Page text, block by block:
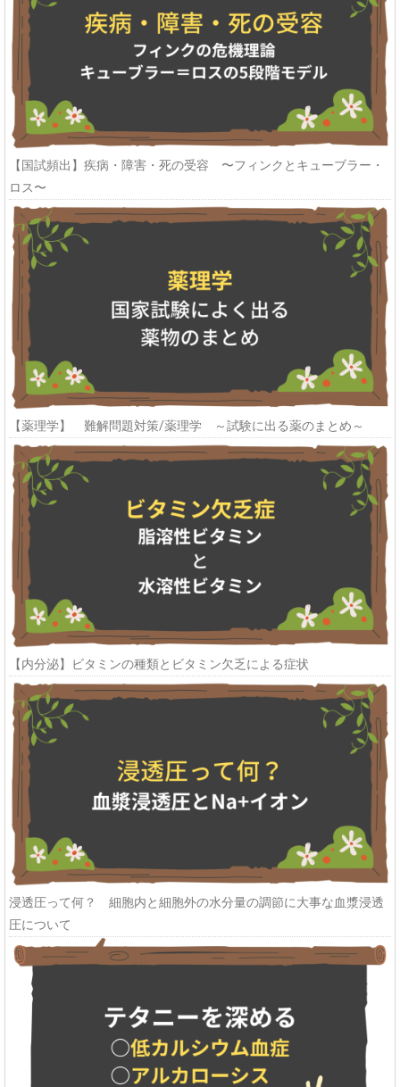
【国試頻出】疾病・障害・死の受容 〜フィンクとキューブラー・
ロス〜
【薬理学】 難解問題対策/薬理学 ～試験に出る薬のまとめ～
【内分泌】ビタミンの種類とビタミン欠乏による症状
浸透圧って何？ 細胞内と細胞外の水分量の調節に大事な血漿浸透
圧について